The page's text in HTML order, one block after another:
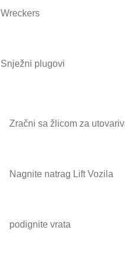
Wreckers
Snježni plugovi
Zračni sa žlicom za
Nagnite natrag Lift Vozila
podignite vrata